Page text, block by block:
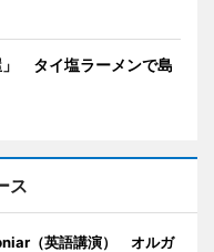
」 タイ塩ラーメンで島
ス
（英語講演） オルガ